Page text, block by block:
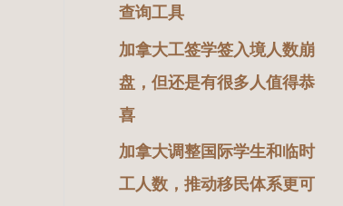
查询工具
加拿大工签学签入境人数崩
盘，但还是有很多人值得恭
喜
加拿大调整国际学生和临时
工人数，推动移民体系更可